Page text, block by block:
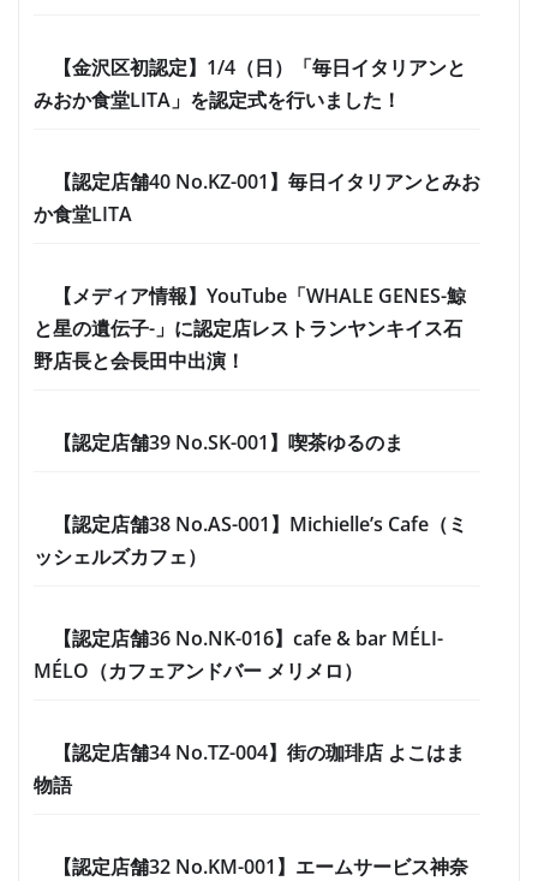
【金沢区初認定】1/4（日）「毎日イタリアンと
みおか食堂LITA」を認定式を行いました！
【認定店舗40 No.KZ-001】毎日イタリアンとみお
か食堂LITA
【メディア情報】YouTube「WHALE GENES-鯨
と星の遺伝子-」に認定店レストランヤンキイス石
野店長と会長田中出演！
【認定店舗39 No.SK-001】喫茶ゆるのま
【認定店舗38 No.AS-001】Michielle’s Cafe（ミ
ッシェルズカフェ）
【認定店舗36 No.NK-016】cafe & bar MÉLI-
MÉLO（カフェアンドバー メリメロ）
【認定店舗34 No.TZ-004】街の珈琲店 よこはま
物語
【認定店舗32 No.KM-001】エームサービス神奈